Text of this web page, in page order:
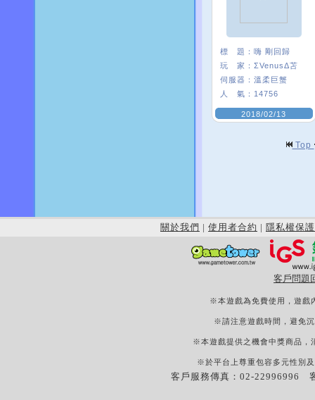
標 題： 嗨 剛回歸
玩 家： ΣVenusΔ苫
伺服器： 溫柔巨蟹
人 氣： 14756
2018/02/13
Top
關於我們 | 使用者合約 | 隱私權保護
客戶問題
※本遊戲為免費使用，遊戲
※請注意遊戲時間，避免
※本遊戲提供之機會中獎商品，
※於平台上尊重包容多元性別
客戶服務傳真：02-22996996